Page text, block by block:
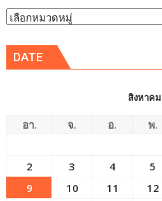
หัวข้อ
DATE
สิงหาค
อา. จ. อ. พ.
2
3 4 5
9
10 11 12